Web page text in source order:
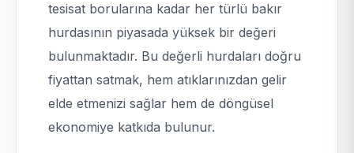
tesisat borularına kadar her türlü bakır
hurdasının piyasada yüksek bir değeri
bulunmaktadır. Bu değerli hurdaları doğru
fiyattan satmak, hem atıklarınızdan gelir
elde etmenizi sağlar hem de döngüsel
ekonomiye katkıda bulunur.